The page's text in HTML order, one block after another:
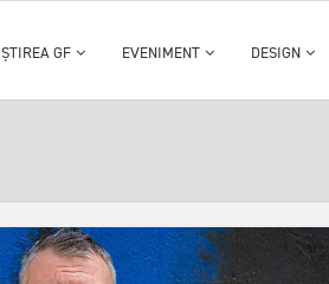
ȘTIREA GF EVENIMENT DESIGN